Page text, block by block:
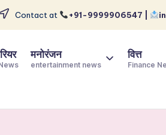
Contact at +91-9999906547 |
मनोरंजन
entertainment news
वित्त
Finance